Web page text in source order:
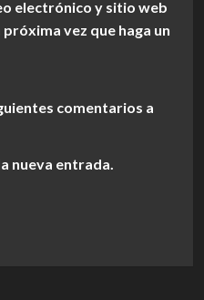
electrónico y sitio web
vez que haga un
comentarios a
nueva entrada.